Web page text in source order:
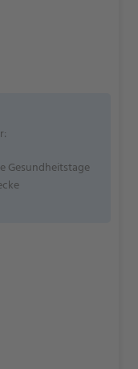
Gesundheitstage